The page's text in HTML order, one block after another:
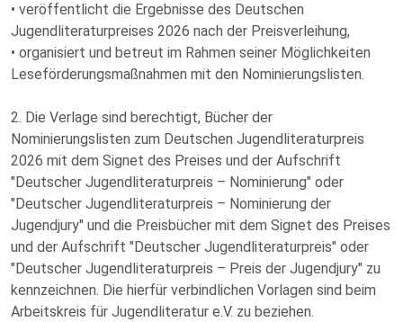
• veröffentlicht die Ergebnisse des Deutschen
Jugendliteraturpreises 2026 nach der Preisverleihung,
• organisiert und betreut im Rahmen seiner Möglichkeiten
Leseförderungsmaßnahmen mit den Nominierungslisten.
2. Die Verlage sind berechtigt, Bücher der
Nominierungslisten zum Deutschen Jugendliteraturpreis
2026 mit dem Signet des Preises und der Aufschrift
"Deutscher Jugendliteraturpreis – Nominierung" oder
"Deutscher Jugendliteraturpreis – Nominierung der
Jugendjury" und die Preisbücher mit dem Signet des Preises
und der Aufschrift "Deutscher Jugendliteraturpreis" oder
"Deutscher Jugendliteraturpreis – Preis der Jugendjury" zu
kennzeichnen. Die hierfür verbindlichen Vorlagen sind beim
Arbeitskreis für Jugendliteratur e.V. zu beziehen.